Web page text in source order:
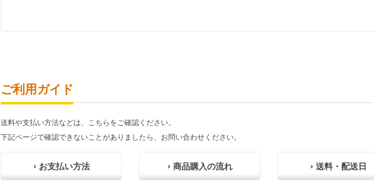
ご利用ガイド
送料や支払い方法などは、こちらをご確認ください。
下記ページで確認できないことがありましたら、お問い合わせください。
› お支払い方法 › 商品購入の流れ › 送料・配送日